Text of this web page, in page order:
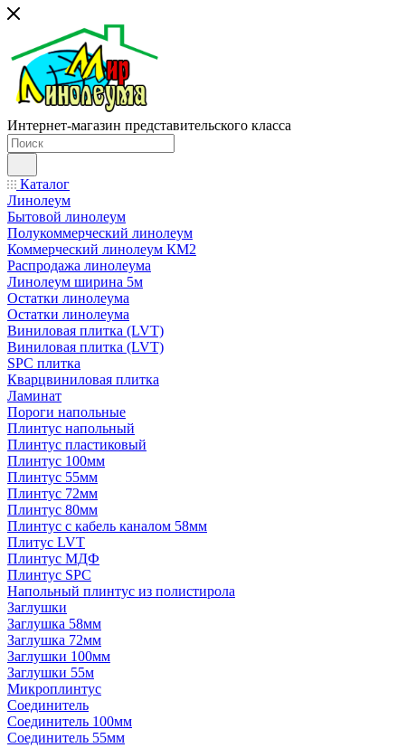
Интернет-магазин представительского класса
Каталог
Линолеум
Бытовой линолеум
Полукоммерческий линолеум
Коммерческий линолеум КМ2
Распродажа линолеума
Линолеум ширина 5м
Остатки линолеума
Остатки линолеума
Виниловая плитка (LVT)
Виниловая плитка (LVT)
SPC плитка
Кварцвиниловая плитка
Ламинат
Пороги напольные
Плинтус напольный
Плинтус пластиковый
Плинтус 100мм
Плинтус 55мм
Плинтус 72мм
Плинтус 80мм
Плинтус с кабель каналом 58мм
Плитус LVT
Плинтус МДФ
Плинтус SPC
Напольный плинтус из полистирола
Заглушки
Заглушка 58мм
Заглушка 72мм
Заглушки 100мм
Заглушки 55м
Микроплинтус
Соединитель
Соединитель 100мм
Соединитель 55мм